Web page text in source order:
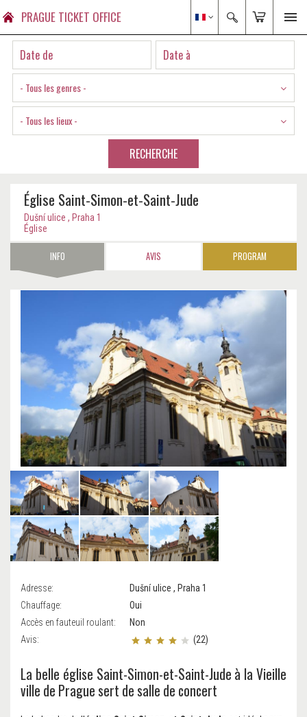
PRAGUE TICKET OFFICE
- Tous les genres -
- Tous les lieux -
RECHERCHE
Église Saint-Simon-et-Saint-Jude
Dušní ulice , Praha 1
Église
INFO AVIS PROGRAM
Adresse:
Dušní ulice , Praha 1
Chauffage:
Oui
Accès en fauteuil roulant:
Non
Avis:
(22)
La belle église Saint-Simon-et-Saint-Jude à la Vieille
ville de Prague sert de salle de concert